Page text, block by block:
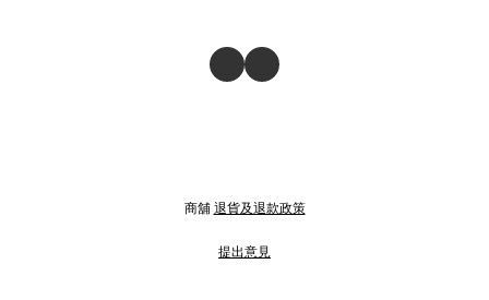
商舖 退貨及退款政策
提出意見